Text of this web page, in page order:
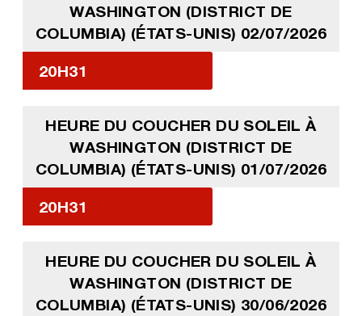
WASHINGTON (DISTRICT DE
COLUMBIA) (ÉTATS-UNIS) 02/07/2026
20H31
HEURE DU COUCHER DU SOLEIL À
WASHINGTON (DISTRICT DE
COLUMBIA) (ÉTATS-UNIS) 01/07/2026
20H31
HEURE DU COUCHER DU SOLEIL À
WASHINGTON (DISTRICT DE
COLUMBIA) (ÉTATS-UNIS) 30/06/2026